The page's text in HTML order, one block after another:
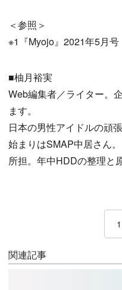
＜参照＞
※1『Myojo』2021年5月号
■柚月裕実
Web編集者／ライター。
ます。
日本の男性アイドルの頑
始まりはSMAP中居さん
所担。年中HDDの整理と
1
関連記事